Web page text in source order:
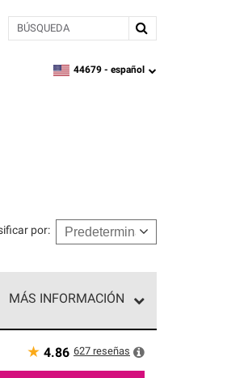
BÚSQUEDA
zipcode, language
44679 - español
por:
MÁS INFORMACIÓN
Solo ellos pueden
★ 4.86 627 reseñas